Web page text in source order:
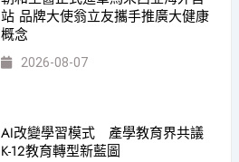
站 品牌大使翁立友攜手推廣大健康
概念
2026-08-07
AI改變學習模式 產學教育界共議
K-12教育轉型新藍圖